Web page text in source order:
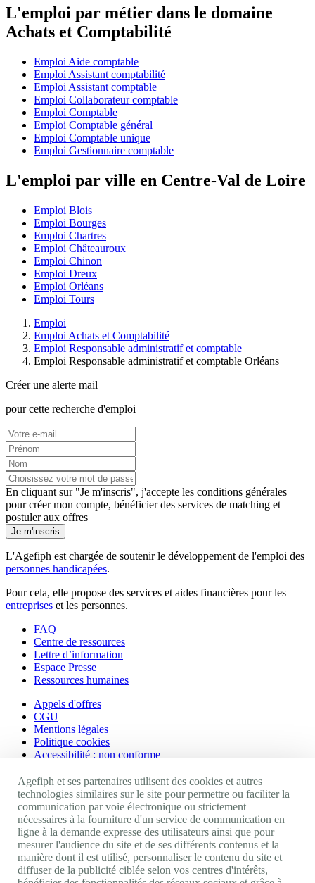
L'emploi par métier dans le domaine
Achats et Comptabilité
Emploi Aide comptable
Emploi Assistant comptabilité
Emploi Assistant comptable
Emploi Collaborateur comptable
Emploi Comptable
Emploi Comptable général
Emploi Comptable unique
Emploi Gestionnaire comptable
L'emploi par ville en Centre-Val de Loire
Emploi Blois
Emploi Bourges
Emploi Chartres
Emploi Châteauroux
Emploi Chinon
Emploi Dreux
Emploi Orléans
Emploi Tours
Emploi
Emploi Achats et Comptabilité
Emploi Responsable administratif et comptable
Emploi Responsable administratif et comptable Orléans
Créer une alerte mail
pour cette recherche d'emploi
En cliquant sur "Je m'inscris", j'accepte les conditions générales
pour créer mon compte, bénéficier des services de matching et
postuler aux offres
Je m'inscris
L'Agefiph est chargée de soutenir le développement de l'emploi des
personnes handicapées.
Pour cela, elle propose des services et aides financières pour les
entreprises et les personnes.
FAQ
Centre de ressources
Lettre d’information
Espace Presse
Ressources humaines
Appels d'offres
CGU
Mentions légales
Politique cookies
Accessibilité : non conforme
Nos autres sites
Site portail Agefiph
Activateur de progrès
Handinnov
Innovation et recherche
Université du RRH
Service AppuiPro
Agefiph et ses partenaires utilisent des cookies et autres
technologies similaires sur le site pour permettre ou faciliter la
communication par voie électronique ou strictement
nécessaires à la fourniture d'un service de communication en
ligne à la demande expresse des utilisateurs ainsi que pour
mesurer l'audience du site et de ses différents contenus et la
manière dont il est utilisé, personnaliser le contenu du site et
diffuser de la publicité ciblée selon vos centres d'intérêts,